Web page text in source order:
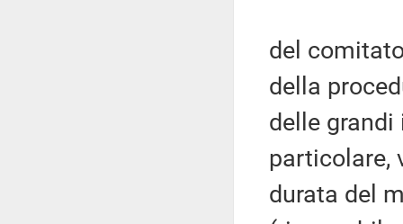
del
della
delle
particolare,
durata del